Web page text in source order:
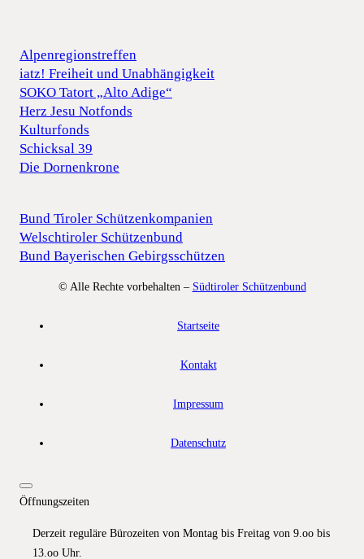
Alpenregionstreffen
iatz! Freiheit und Unabhängigkeit
SOKO Tatort „Alto Adige“
Herz Jesu Notfonds
Kulturfonds
Schicksal 39
Die Dornenkrone
Bund Tiroler Schützenkompanien
Welschtiroler Schützenbund
Bund Bayerischen Gebirgsschützen
© Alle Rechte vorbehalten – Südtiroler Schützenbund
Startseite
Kontakt
Impressum
Datenschutz
Öffnungszeiten
Derzeit reguläre Bürozeiten von Montag bis Freitag von 9.oo bis
13.oo Uhr.